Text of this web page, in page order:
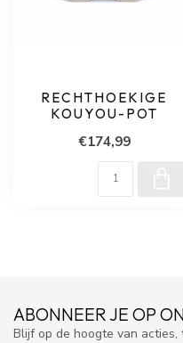
RECHTHOEKIGE
KOUYOU-POT
€174,99
ABONNEER JE OP
Blijf op de hoogte van acties,